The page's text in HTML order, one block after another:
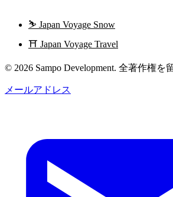
⛷️ Japan Voyage Snow
⛩️ Japan Voyage Travel
© 2026 Sampo Development. 全著作権を
メールアドレス